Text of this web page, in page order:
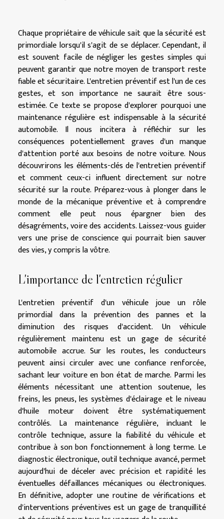
Chaque propriétaire de véhicule sait que la sécurité est
primordiale lorsqu'il s'agit de se déplacer. Cependant, il
est souvent facile de négliger les gestes simples qui
peuvent garantir que notre moyen de transport reste
fiable et sécuritaire. L'entretien préventif est l'un de ces
gestes, et son importance ne saurait être sous-
estimée. Ce texte se propose d'explorer pourquoi une
maintenance régulière est indispensable à la sécurité
automobile. Il nous incitera à réfléchir sur les
conséquences potentiellement graves d'un manque
d'attention porté aux besoins de notre voiture. Nous
découvrirons les éléments-clés de l'entretien préventif
et comment ceux-ci influent directement sur notre
sécurité sur la route. Préparez-vous à plonger dans le
monde de la mécanique préventive et à comprendre
comment elle peut nous épargner bien des
désagréments, voire des accidents. Laissez-vous guider
vers une prise de conscience qui pourrait bien sauver
des vies, y compris la vôtre.
L'importance de l'entretien régulier
L'entretien préventif d'un véhicule joue un rôle
primordial dans la prévention des pannes et la
diminution des risques d'accident. Un véhicule
régulièrement maintenu est un gage de sécurité
automobile accrue. Sur les routes, les conducteurs
peuvent ainsi circuler avec une confiance renforcée,
sachant leur voiture en bon état de marche. Parmi les
éléments nécessitant une attention soutenue, les
freins, les pneus, les systèmes d'éclairage et le niveau
d'huile moteur doivent être systématiquement
contrôlés. La maintenance régulière, incluant le
contrôle technique, assure la fiabilité du véhicule et
contribue à son bon fonctionnement à long terme. Le
diagnostic électronique, outil technique avancé, permet
aujourd'hui de déceler avec précision et rapidité les
éventuelles défaillances mécaniques ou électroniques.
En définitive, adopter une routine de vérifications et
d'interventions préventives est un gage de tranquillité